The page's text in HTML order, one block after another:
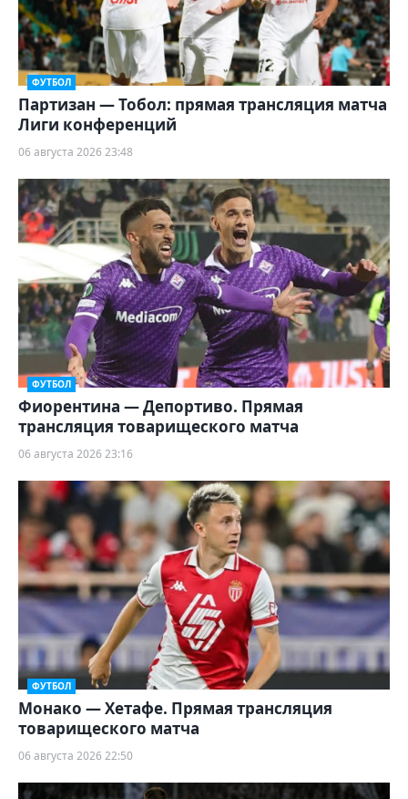
ФУТБОЛ
Партизан — Тобол: прямая трансляция матча
Лиги конференций
06 августа 2026 23:48
ФУТБОЛ
Фиорентина — Депортиво. Прямая
трансляция товарищеского матча
06 августа 2026 23:16
ФУТБОЛ
Монако — Хетафе. Прямая трансляция
товарищеского матча
06 августа 2026 22:50